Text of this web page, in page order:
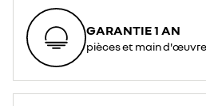
GARANTIE 1 AN
pièces et main d'œuvre